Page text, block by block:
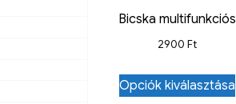
Bicska multifunkciós
2900 Ft
Opciók kiválasztása